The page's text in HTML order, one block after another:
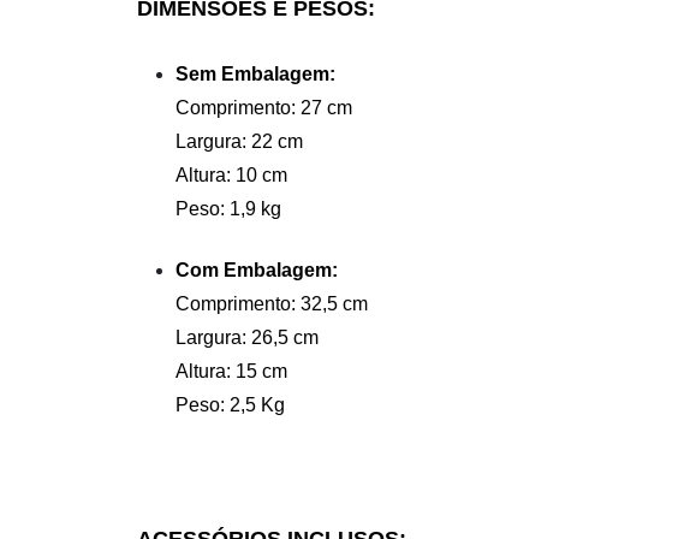
DIMENSÕES E PESOS:
Sem Embalagem:
Comprimento: 27 cm
Largura: 22 cm
Altura: 10 cm
Peso: 1,9 kg
Com Embalagem:
Comprimento: 32,5 cm
Largura: 26,5 cm
Altura: 15 cm
Peso: 2,5 Kg